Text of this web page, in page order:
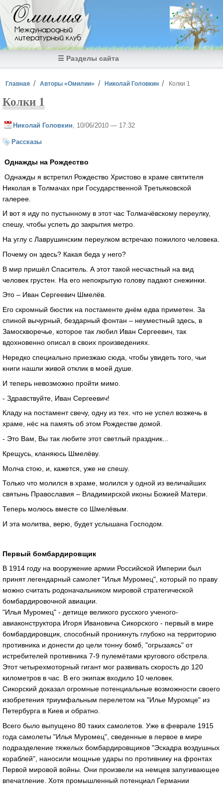
Перейти к основному содержанию
Омилия
Международный
литературный клуб
☰ Разделы сайта
Вы здесь
Главная Авторы «Омилии» Николай Головкин Колки 1
Колки 1
Николай Головкин , 10/06/2010 — 17:32
Рассказы
Однажды на Рождество
Однажды я встретил Рождество Христово в храме святителя
Николая в Толмачах при Государственной Третьяковской
галерее.
И вот я иду по пустынному в этот час Толмачёвскому переулку,
спешу, чтобы успеть до закрытия метро.
На углу с Лаврушинским переулком встречаю пожилого человека.
Почему он здесь? Какая беда у него?
В мир пришёл Спаситель. А этот такой несчастный на вид
человек грустен. На его непокрытую голову падают снежинки.
Это – Иван Сергеевич Шмелёв.
Его скромный бюстик на постаменте днём едва приметен. За
спиной вычурный, бездарный фонтан – неуместный здесь, в
Замоскворечье, которое так любил Иван Сергеевич, так
вдохновенно описал в своих произведениях.
Нередко специально приезжаю сюда, чтобы увидеть того, чьи
книги нашли живой отклик в моей душе.
И теперь невозможно пройти мимо.
- Здравствуйте, Иван Сергеевич!
Кладу на постамент свечу, одну из тех. что не успел возжечь в
храме, нёс на память об этом Рождестве домой.
- Это Вам, Вы так любите этот светлый праздник...
Крещусь, кланяюсь Шмелёву.
Молча стою, и, кажется, уже не спешу.
Только что молился в храме, молился у одной из величайших
святынь Православия – Владимирской иконы Божией Матери.
Теперь молюсь вместе со Шмелёвым.
И эта молитва, верю, будет услышана Господом.
Первый бомбардировщик
В 1914 году на вооружение армии Российской Империи был
принят легендарный самолет "Илья Муромец", который по праву
можно считать родоначальником мировой стратегической
бомбардировочной авиации.
"Илья Муромец" - детище великого русского ученого-
авиаконструктора Игоря Ивановича Сикорского - первый в мире
бомбардировщик, способный проникнуть глубоко на территорию
противника и донести до цели тонну бомб, "огрызаясь" от
истребителей противника 7-9 пулемётами кругового обстрела.
Этот четырехмоторный гигант мог развивать скорость до 120
километров в час. В его экипаж входило 10 человек.
Сикорский доказал огромные потенциальные возможности своего
изобретения триумфальным перелетом на "Илье Муромце" из
Петербурга в Киев и обратно.
Всего было выпущено 80 таких самолетов. Уже в феврале 1915
года самолеты "Илья Муромец", сведенные в первое в мире
подразделение тяжелых бомбардировщиков "Эскадра воздушных
кораблей", наносили мощные удары по противнику на фронтах
Первой мировой войны. Они произвели на немцев запугивающее
впечатление. Хотя промышленный потенциал Германии